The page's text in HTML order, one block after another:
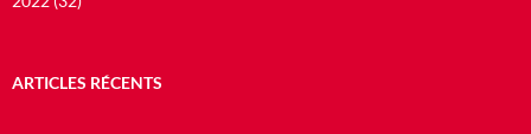
ARTICLES RÉCENTS